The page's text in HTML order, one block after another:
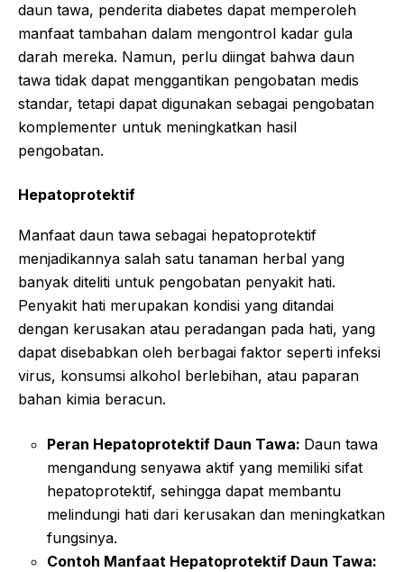
daun tawa, penderita diabetes dapat memperoleh
manfaat tambahan dalam mengontrol kadar gula
darah mereka. Namun, perlu diingat bahwa daun
tawa tidak dapat menggantikan pengobatan medis
standar, tetapi dapat digunakan sebagai pengobatan
komplementer untuk meningkatkan hasil
pengobatan.
Hepatoprotektif
Manfaat daun tawa sebagai hepatoprotektif
menjadikannya salah satu tanaman herbal yang
banyak diteliti untuk pengobatan penyakit hati.
Penyakit hati merupakan kondisi yang ditandai
dengan kerusakan atau peradangan pada hati, yang
dapat disebabkan oleh berbagai faktor seperti infeksi
virus, konsumsi alkohol berlebihan, atau paparan
bahan kimia beracun.
Peran Hepatoprotektif Daun Tawa: Daun tawa
mengandung senyawa aktif yang memiliki sifat
hepatoprotektif, sehingga dapat membantu
melindungi hati dari kerusakan dan meningkatkan
fungsinya.
Contoh Manfaat Hepatoprotektif Daun Tawa: